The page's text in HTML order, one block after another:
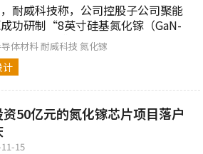
耐威科技称，公司控股子公司聚能
功研制“8英寸硅基氮化镓（GaN-
）外延晶圆”，由此，聚能晶源成为
前公司已知全球范围内...
体材料耐威科技 氮化镓
计
资50亿元的氮化镓芯片项目落户
15